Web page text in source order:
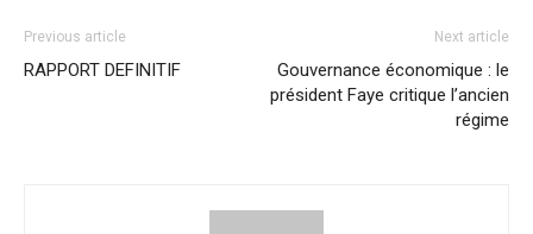
Previous article
RAPPORT DEFINITIF
Next article
Gouvernance économique : le
président Faye critique l’ancien
régime